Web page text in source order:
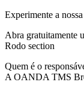
Experimente a
Abra gratuitamente
Rodo section
Quem é o
A OANDA TMS